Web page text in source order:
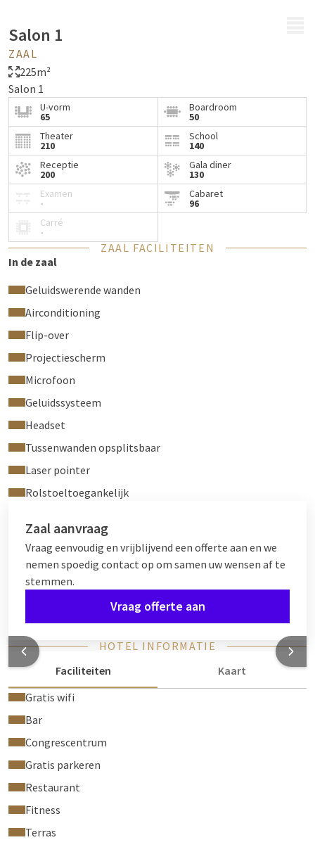
Salon 1
ZAAL
225m²
Salon 1
U-vorm
65
Boardroom
50
Theater
210
School
140
Receptie
200
Gala diner
130
Examen
-
Cabaret
96
Carré
-
ZAAL FACILITEITEN
In de zaal
Geluidswerende wanden
Airconditioning
Flip-over
Projectiescherm
Microfoon
Geluidssysteem
Headset
Tussenwanden opsplitsbaar
Laser pointer
Rolstoeltoegankelijk
Zaal aanvraag
Vraag eenvoudig en vrijblijvend een offerte aan en we
nemen spoedig contact op om samen uw wensen af te
stemmen.
Vraag offerte aan
HOTEL INFORMATIE
Faciliteiten
Kaart
Gratis wifi
Bar
Congrescentrum
Gratis parkeren
Restaurant
Fitness
Terras